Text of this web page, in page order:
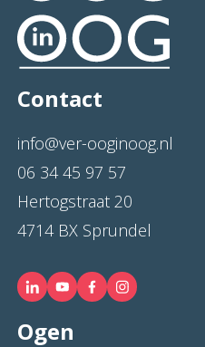
Contact
info@ver-ooginoog.nl
06 34 45 97 57
Hertogstraat 20
4714 BX Sprundel
Ogen